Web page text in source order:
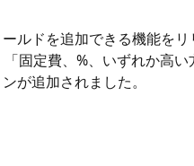
ルドを追加できる機能をリ
が追加されました。